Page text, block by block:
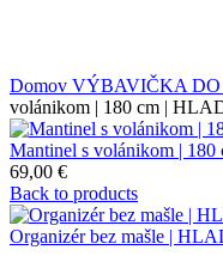
Domov VÝBAVIČKA DO
volánikom | 180 cm |
Mantinel s volánikom |
69,00 €
Back to products
Organizér bez mašle |